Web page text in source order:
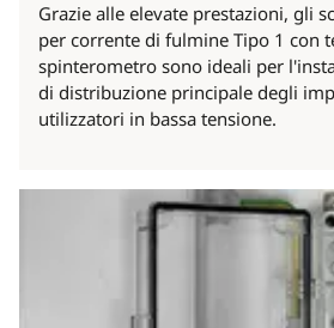
Grazie alle elevate prestazioni, gli
per corrente di fulmine Tipo 1 con
spinterometro sono ideali per
di distribuzione principale degli
utilizzatori in bassa tensione.